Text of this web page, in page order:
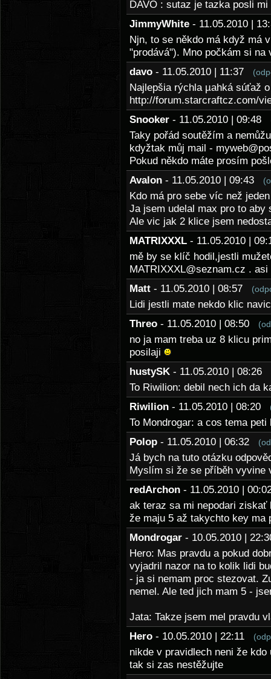
DAVO : sutaz je tazka posli
JimmyWhite - 11.05.2010 |
Njn, to se někdo má když má
"prodává"). Mno počkám si
davo - 11.05.2010 | 11:37
Najlepšia rýchla µahká súťaž
http://forum.starcraftcz.com/
Snooker - 11.05.2010 | 09:48
Taky pořád soutěžím a
kdyžtak můj mail -
Pokud někdo máte prosím
Avalon - 11.05.2010 | 09:43
Kdo má pro sebe víc než
Ja jsem udelal max pro to
Ale vic jak 2 klice jsem
MATRIXXXL - 11.05.2010 |
mě by se klíč hodil,jestli
MATRIXXXL@seznam.cz .
Matt - 11.05.2010 | 08:57
Lidi jestli mate nekdo klic
Threo - 11.05.2010 | 08:50
no ja mam treba uz 8 klicu
posilaji
hustySK - 11.05.2010 | 08:26
To Riwilion: debil nech ich da
Riwilion - 11.05.2010 | 08:20
To Mondrogar: a cos tema
Polop - 11.05.2010 | 06:32
Já bych na tuto otázku
Myslím si že se příběh vyvine
redArchon - 11.05.2010 |
ak teraz sa mi nepodari
že maju 5 až takychto key ma
Mondrogar - 10.05.2010 |
Hero: Mas pravdu a pokud
vyjadril nazor na to kolik lidi
- ja si nemam proc stezovat.
nemel. Ale ted jich mam 5 -
Jata: Takze jsem mel pravdu
Hero - 10.05.2010 | 22:11
nikde v pravidlech neni že
tak si zas nestěžujte